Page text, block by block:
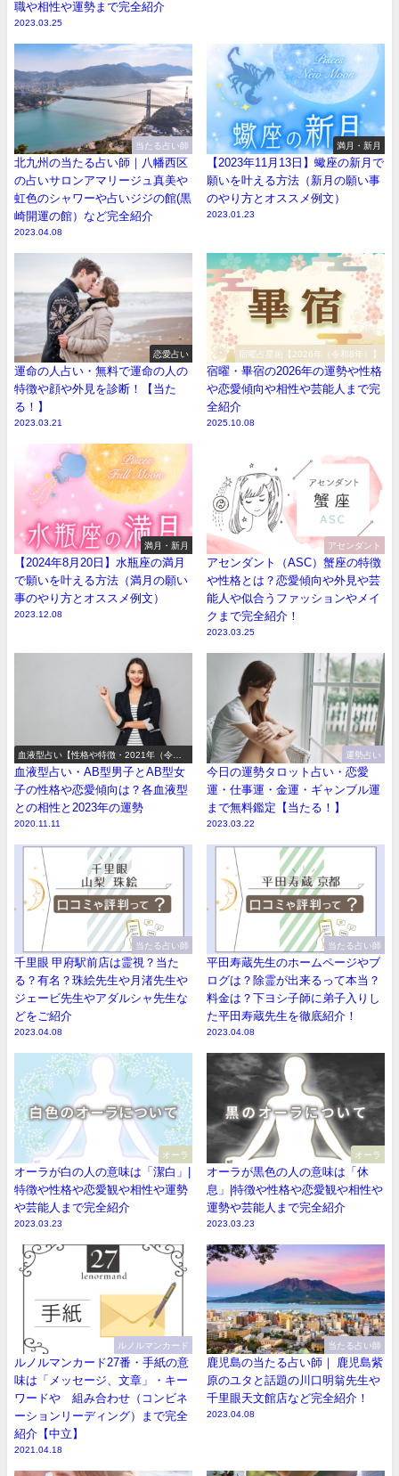
職や相性や運勢まで完全紹介
2023.03.25
当たる占い師
北九州の当たる占い師｜八幡西区
の占いサロンアマリージュ真美や
虹色のシャワーや占いジジの館(黒
崎開運の館）など完全紹介
2023.04.08
満月・新月
【2023年11月13日】蠍座の新月で
願いを叶える方法（新月の願い事
のやり方とオススメ例文）
2023.01.23
恋愛占い
運命の人占い・無料で運命の人の
特徴や顔や外見を診断！【当た
る！】
2023.03.21
宿曜占星術【2026年（令和8年）】
宿曜・畢宿の2026年の運勢や性格
や恋愛傾向や相性や芸能人まで完
全紹介
2025.10.08
満月・新月
【2024年8月20日】水瓶座の満月
で願いを叶える方法（満月の願い
事のやり方とオススメ例文）
2023.12.08
アセンダント
アセンダント（ASC）蟹座の特徴
や性格とは？恋愛傾向や外見や芸
能人や似合うファッションやメイ
クまで完全紹介！
2023.03.25
血液型占い【性格や特徴・2021年（令和3
年）の運勢】
血液型占い・AB型男子とAB型女
子の性格や恋愛傾向は？各血液型
との相性と2023年の運勢
2020.11.11
運勢占い
今日の運勢タロット占い・恋愛
運・仕事運・金運・ギャンブル運
まで無料鑑定【当たる！】
2023.03.22
当たる占い師
千里眼 甲府駅前店は霊視？当た
る？有名？珠絵先生や月渚先生や
ジェービ先生やアダルシャ先生な
どをご紹介
2023.04.08
当たる占い師
平田寿蔵先生のホームページやブ
ログは？除霊が出来るって本当？
料金は？下ヨシ子師に弟子入りし
た平田寿蔵先生を徹底紹介！
2023.04.08
オーラ
オーラが白の人の意味は「潔白」|
特徴や性格や恋愛観や相性や運勢
や芸能人まで完全紹介
2023.03.23
オーラ
オーラが黒色の人の意味は「休
息」|特徴や性格や恋愛観や相性や
運勢や芸能人まで完全紹介
2023.03.23
ルノルマンカード
ルノルマンカード27番・手紙の意
味は「メッセージ、文章」・キー
ワードや 組み合わせ（コンビネ
ーションリーディング）まで完全
紹介【中立】
2021.04.18
当たる占い師
鹿児島の当たる占い師｜ 鹿児島紫
原のユタと話題の川口明翁先生や
千里眼天文館店など完全紹介！
2023.04.08